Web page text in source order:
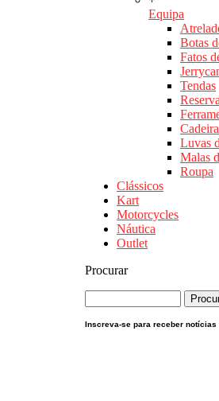
Equipa
Botas
Fatos
Tendas
Luvas
Malas
Roupa
Clássicos
Kart
Motorcycles
Náutica
Outlet
Procurar
Inscreva-se para receber notícias